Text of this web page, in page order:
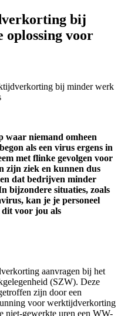
bij
voor
bij minder werk
waar niemand omheen
als een virus ergens in
met flinke gevolgen voor
zijn ziek en kunnen dus
dat bedrijven minder
bijzondere situaties, zoals
kan je je personeel
voor jou als
aanvragen bij het
(SZW). Deze
zijn door een
voor werktijdverkorting
niet-gewerkte uren een WW-